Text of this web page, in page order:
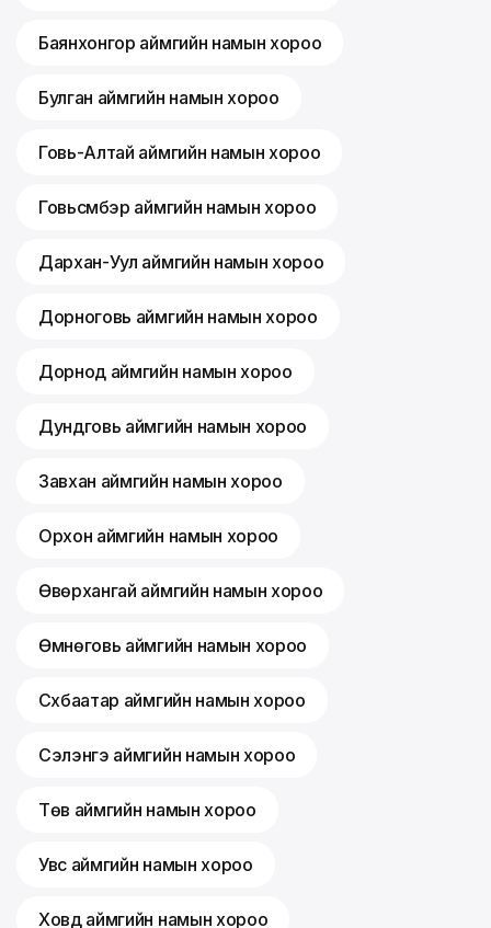
Баянхонгор аймгийн намын хороо
Булган аймгийн намын хороо
Говь-Алтай аймгийн намын хороо
Говьсүмбэр аймгийн намын хороо
Дархан-Уул аймгийн намын хороо
Дорноговь аймгийн намын хороо
Дорнод аймгийн намын хороо
Дундговь аймгийн намын хороо
Завхан аймгийн намын хороо
Орхон аймгийн намын хороо
Өвөрхангай аймгийн намын хороо
Өмнөговь аймгийн намын хороо
Сүхбаатар аймгийн намын хороо
Сэлэнгэ аймгийн намын хороо
Төв аймгийн намын хороо
Увс аймгийн намын хороо
Ховд аймгийн намын хороо